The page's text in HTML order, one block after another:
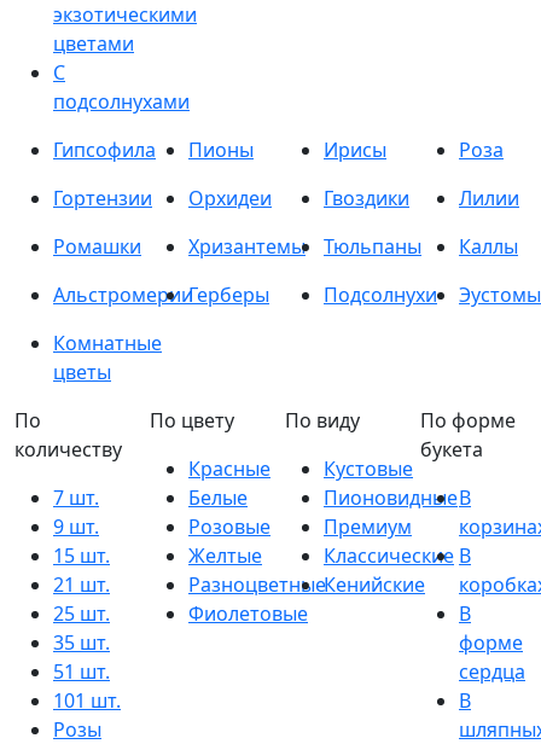
экзотическими
цветами
С
подсолнухами
Гипсофила Пионы Ирисы
Роза
Гортензии
Орхидеи Гвоздики
Лилии
Ромашки
Хризантемы Тюльпаны
Каллы
АльстромерииГерберы Подсолнухи
Эустомы
Комнатные
цветы
По
количеству
7 шт.
9 шт.
15 шт.
21 шт.
25 шт.
35 шт.
51 шт.
101 шт.
Розы
По цвету
Красные
Белые
Розовые
Желтые
Разноцветные
Фиолетовые
По виду
Кустовые
Пионовидные
Премиум
Классические
Кенийские
По форме
букета
В
В
В
форме
сердца
В